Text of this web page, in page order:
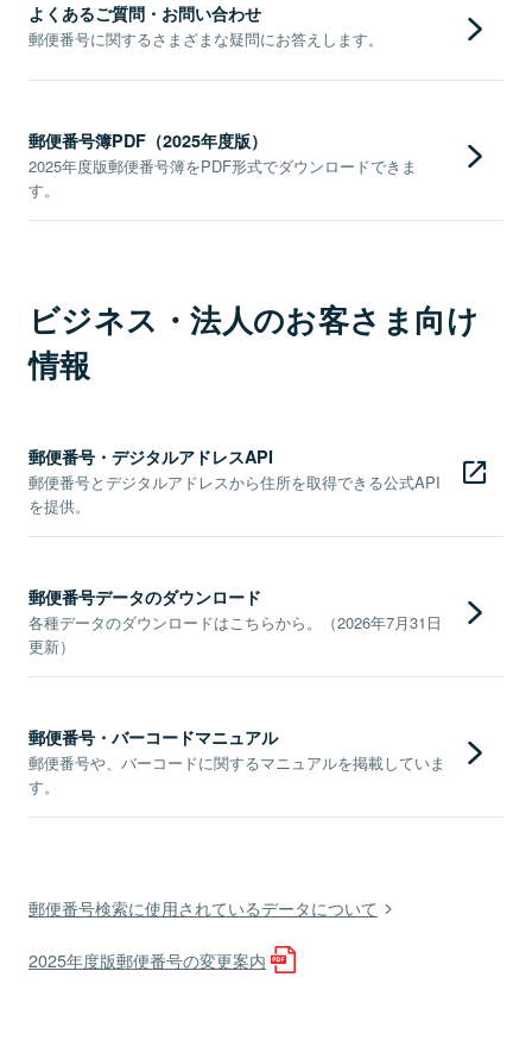
よくあるご質問・お問い合わせ
郵便番号に関するさまざまな疑問にお答えします。
郵便番号簿PDF（2025年度版）
2025年度版郵便番号簿をPDF形式でダウンロードできま
す。
ビジネス・法人のお客さま向け
情報
郵便番号・デジタルアドレスAPI
郵便番号とデジタルアドレスから住所を取得できる公式API
を提供。
郵便番号データのダウンロード
各種データのダウンロードはこちらから。（2026年7月31日
更新）
郵便番号・バーコードマニュアル
郵便番号や、バーコードに関するマニュアルを掲載していま
す。
郵便番号検索に使用されているデータについて
2025年度版郵便番号の変更案内